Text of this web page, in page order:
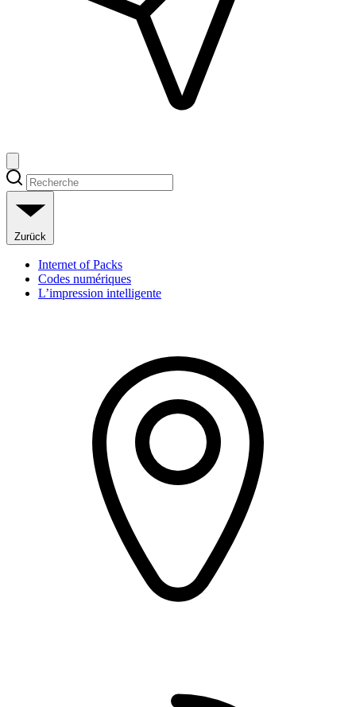
Zurück
Internet of Packs
Codes numériques
L’impression intelligente